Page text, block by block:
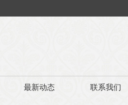
最新动态 联系我们